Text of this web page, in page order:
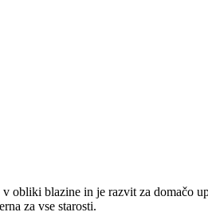
obliki blazine in je razvit za domačo
za vse starosti.